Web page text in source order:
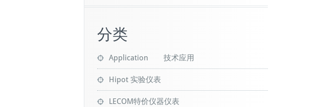
分类
Application 技术应用
Hipot 实验仪表
LECOM特价仪器仪表